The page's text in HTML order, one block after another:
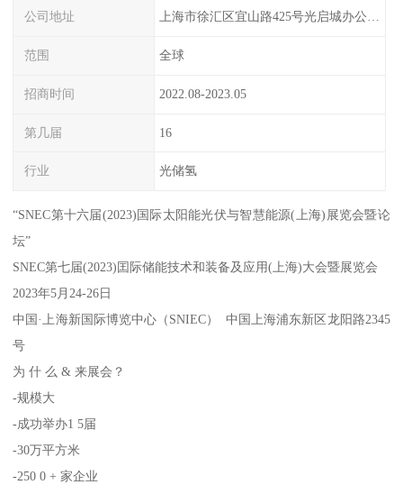
公司地址 上海市徐汇区宜山路425号光启城办公楼905-907室
范围 全球
招商时间 2022.08-2023.05
第几届 16
行业 光储氢
“SNEC第十六届(2023)国际太阳能光伏与智慧能源(上海)展览会暨论
坛”
SNEC第七届(2023)囯际储能技术和装备及应用(上海)大会暨展览会
2023年5月24-26日
中国·上海新国际博览中心（SNIEC） 中国上海浦东新区龙阳路2345
号
为 什 么 & 来展会？
-规模大
-成功举办1 5届
-30万平方米
-250 0 + 家企业